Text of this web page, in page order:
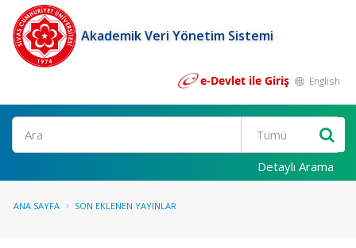
Akademik Veri Yönetim Sistemi
e-Devlet ile Giriş English
Ara
Detaylı Arama
ANA SAYFA SON EKLENEN YAYINLAR